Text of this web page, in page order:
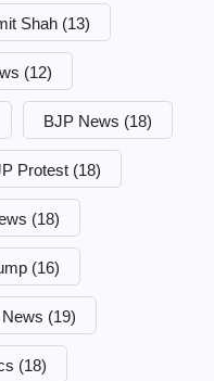
Shah (13)
(12)
BJP News (18)
Protest (18)
(18)
(16)
(19)
(18)